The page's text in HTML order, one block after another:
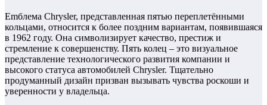
Emблема Chrysler, представленная пятью переплетёнными
кольцами, относится к более поздним вариантам, появившаяся
в 1962 году. Она символизирует качество, престиж и
стремление к совершенству. Пять колец – это визуальное
представление технологического развития компании и
высокого статуса автомобилей Chrysler. Тщательно
продуманный дизайн призван вызывать чувства роскоши и
уверенности у владельца.